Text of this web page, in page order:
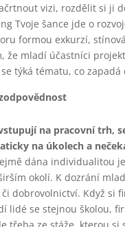
vizi, rozdělit si ji
Tvoje šance jde o
formou exkurzí,
že mladí účastníci
týká tématu, co
na pracovní trh,
na úkolech a
dána individualitou
okolí. K dozrání
dobrovolnictví. Když si
lidé se stejnou školou,